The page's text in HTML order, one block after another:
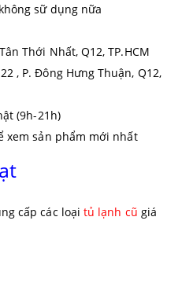
sữ dụng nữa
Thới Nhất, Q12, TP.HCM
, P. Đông Hưng Thuận, Q12,
(9h-21h)
xem sản phẩm mới nhất
cấp các loạitủ lạnh cũ giá